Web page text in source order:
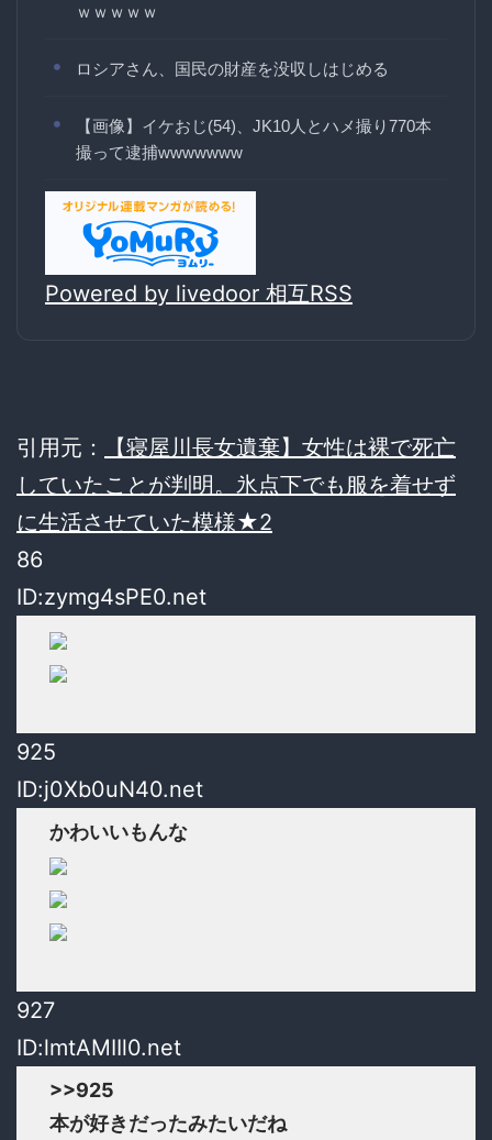
ｗｗｗｗｗ
ロシアさん、国民の財産を没収しはじめる
【画像】イケおじ(54)、JK10人とハメ撮り770本
撮って逮捕wwwwwww
Powered by livedoor 相互RSS
引用元：
【寝屋川長女遺棄】女性は裸で死亡
していたことが判明。氷点下でも服を着せず
に生活させていた模様★2
86
ID:zymg4sPE0.net
925
ID:j0Xb0uN40.net
かわいいもんな
927
ID:lmtAMIIl0.net
>>925
本が好きだったみたいだね